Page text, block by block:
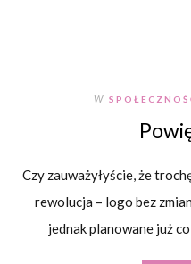
W
Czy zauważyłyście, że
rewolucja – logo bez
jednak planowane już